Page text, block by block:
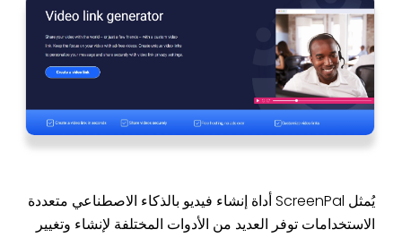
يُمثل ScreenPal أداة إنشاء فيديو بالذكاء الاصطناعي متعددة
الاستخدامات توفر العديد من الأدوات المختلفة لإنشاء وتغيير